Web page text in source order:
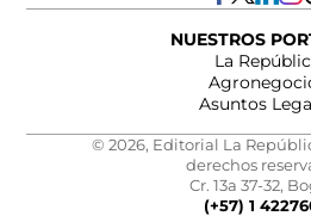
NUESTROS
La
Asuntos
© 2026, Editorial La
derechos
Cr. 13a 37-32,
(+57) 1